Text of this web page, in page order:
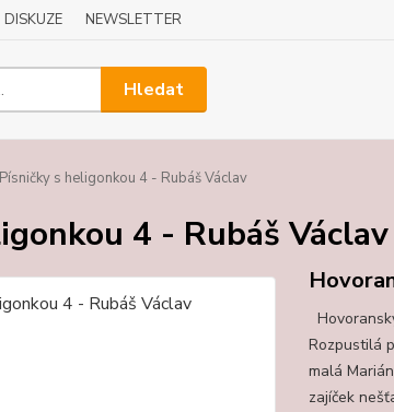
DISKUZE NEWSLETTER
Hledat
Písničky s heligonkou 4 - Rubáš Václav
4 - Rubáš Václav
Rozpustilá
malá
zajíček